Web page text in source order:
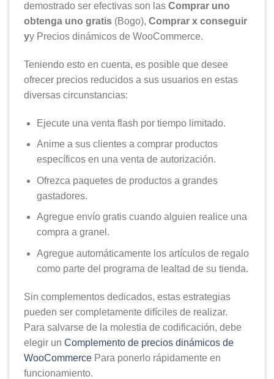
demostrado ser efectivas son las Comprar uno
obtenga uno gratis (Bogo), Comprar x conseguir
yy Precios dinámicos de WooCommerce.
Teniendo esto en cuenta, es posible que desee
ofrecer precios reducidos a sus usuarios en estas
diversas circunstancias:
Ejecute una venta flash por tiempo limitado.
Anime a sus clientes a comprar productos
específicos en una venta de autorización.
Ofrezca paquetes de productos a grandes
gastadores.
Agregue envío gratis cuando alguien realice una
compra a granel.
Agregue automáticamente los artículos de regalo
como parte del programa de lealtad de su tienda.
Sin complementos dedicados, estas estrategias
pueden ser completamente difíciles de realizar.
Para salvarse de la molestia de codificación, debe
elegir un Complemento de precios dinámicos de
WooCommerce Para ponerlo rápidamente en
funcionamiento.